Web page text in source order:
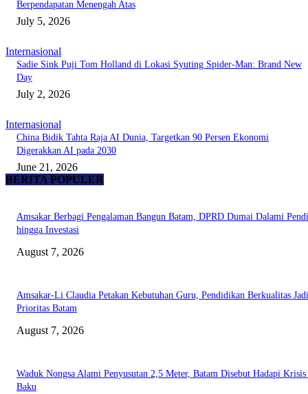
Berpendapatan Menengah Atas
July 5, 2026
Internasional
Sadie Sink Puji Tom Holland di Lokasi Syuting Spider-Man: Brand New
Day
July 2, 2026
Internasional
China Bidik Tahta Raja AI Dunia, Targetkan 90 Persen Ekonomi
Digerakkan AI pada 2030
June 21, 2026
BERITA POPULER
Amsakar Berbagi Pengalaman Bangun Batam, DPRD Dumai Dalami
hingga Investasi
August 7, 2026
Amsakar-Li Claudia Petakan Kebutuhan Guru, Pendidikan Berkualitas Jadi
Prioritas Batam
August 7, 2026
Waduk Nongsa Alami Penyusutan 2,5 Meter, Batam Disebut Hadapi
Baku